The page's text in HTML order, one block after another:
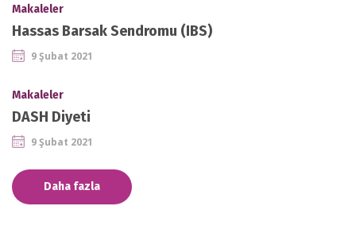
Makaleler
Hassas Barsak Sendromu (IBS)
9 Şubat 2021
Makaleler
DASH Diyeti
9 Şubat 2021
Daha fazla